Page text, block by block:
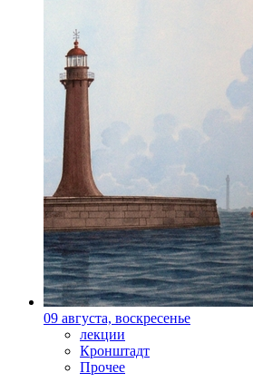
09 августа, воскресенье
лекции
Кронштадт
Прочее